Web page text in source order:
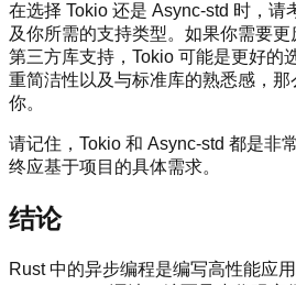
在选择 Tokio 还是 Async-std 时，请
及你所需的支持类型。如果你需要
第三方库支持，Tokio 可能是更好的
重简洁性以及与标准库的熟悉感，
你。
请记住，Tokio 和 Async-std 都是非
终应基于项目的具体需求。
结论
Rust 中的异步编程是编写高性能应